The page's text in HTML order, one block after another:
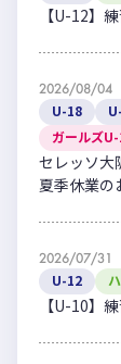
【U-12】
2026/08/04
U-18
ガールズ
セレッソ大
夏季休業の
2026/07/31
U-12
【U-10】